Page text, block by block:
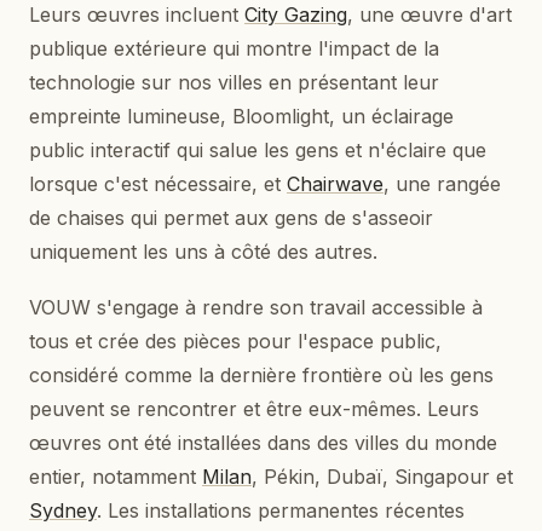
Leurs œuvres incluent City Gazing, une œuvre d'art
publique extérieure qui montre l'impact de la
technologie sur nos villes en présentant leur
empreinte lumineuse, Bloomlight, un éclairage
public interactif qui salue les gens et n'éclaire que
lorsque c'est nécessaire, et Chairwave, une rangée
de chaises qui permet aux gens de s'asseoir
uniquement les uns à côté des autres.
VOUW s'engage à rendre son travail accessible à
tous et crée des pièces pour l'espace public,
considéré comme la dernière frontière où les gens
peuvent se rencontrer et être eux-mêmes. Leurs
œuvres ont été installées dans des villes du monde
entier, notamment Milan, Pékin, Dubaï, Singapour et
Sydney. Les installations permanentes récentes